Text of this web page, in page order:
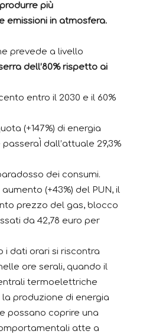
più
emissioni in atmosfera.
prevede a livello
dell’80% rispetto ai
entro il 2030 e il 60%
(+147%) di energia
dall’attuale 29,3%
dei consumi.
(+43%) del PUN, il
prezzo del gas, blocco
da 42,78 euro per
i dati orari si riscontra
ore serali, quando il
termoelettriche
produzione di energia
possano coprire una
atte a